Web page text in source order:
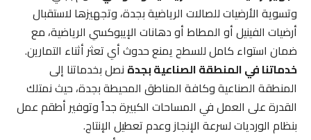
وتسوية الأرضيات للصالات الرياضية بجدة، وتجهيزها لاستقبال
أرضيات الفينيل أو المطاط أو دهانات الإيبوكسي الرياضية، مع
ضمان استواء كامل للسطح يمنع حدوث أي تعثر أثناء التمارين.
خدماتنا في المنطقة الصناعية بجدةنصل بخدماتنا إلى
المنطقة الصناعية وكافة المناطق المحيطة بجدة، حيث نمتلك
القدرة على العمل في المساحات الكبيرة جداً وتوفير أطقم عمل
بنظام الورديات لسرعة الإنجاز وعدم تعطيل الإنتاج.